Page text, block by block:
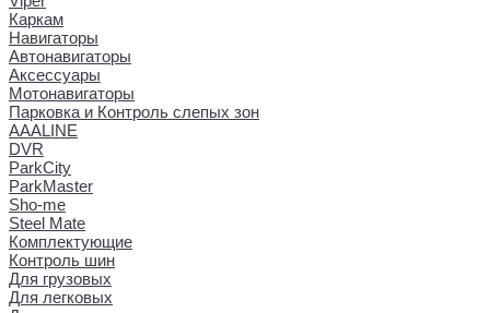
Каркам
Навигаторы
Автонавигаторы
Аксессуары
Мотонавигаторы
Парковка и Контроль слепых зон
AAALINE
DVR
ParkCity
ParkMaster
Sho-me
Steel Mate
Комплектующие
Контроль шин
Для грузовых
Для легковых